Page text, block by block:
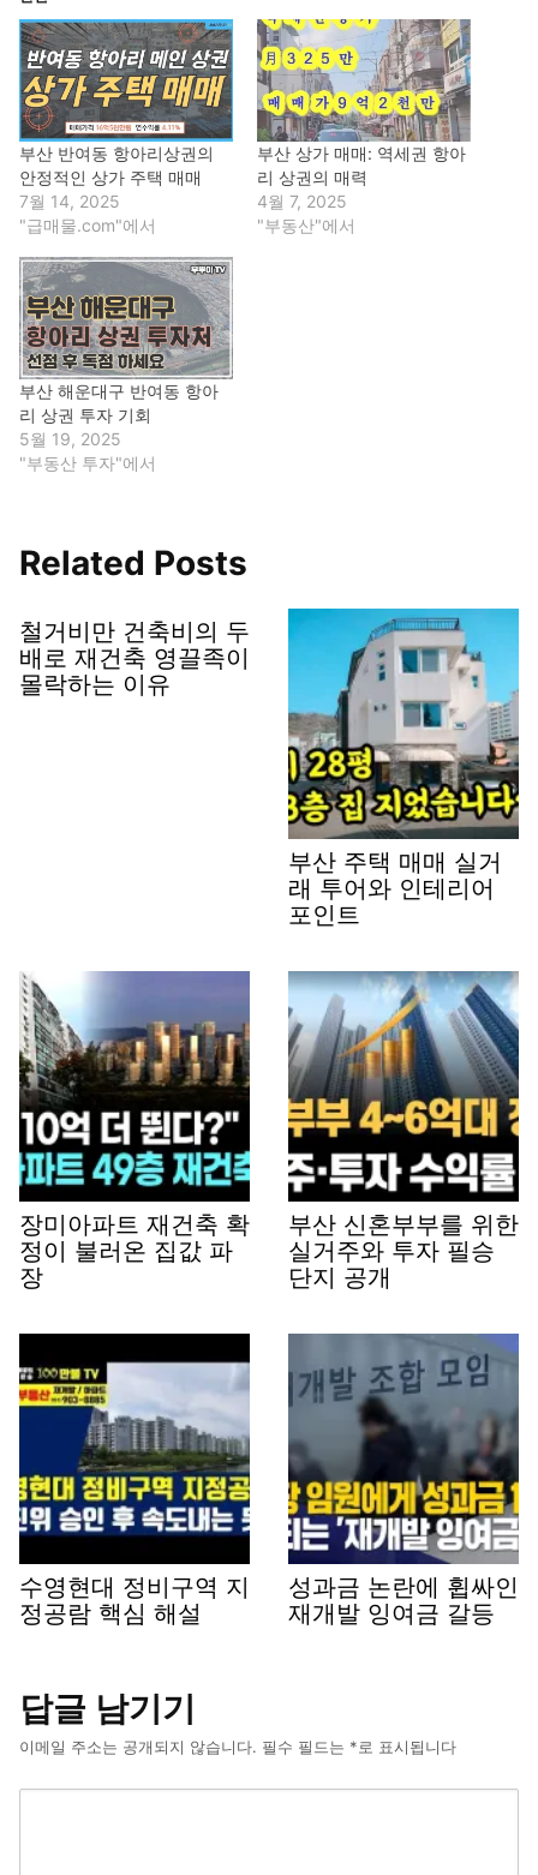
부산 반여동 항아리상권의
안정적인 상가 주택 매매
7월 14, 2025
"급매물.com"에서
부산 상가 매매: 역세권 항아
리 상권의 매력
4월 7, 2025
"부동산"에서
부산 해운대구 반여동 항아
리 상권 투자 기회
5월 19, 2025
"부동산 투자"에서
Related Posts
철거비만 건축비의 두
배로 재건축 영끌족이
몰락하는 이유
부산 주택 매매 실거
래 투어와 인테리어
포인트
장미아파트 재건축 확
정이 불러온 집값 파
장
부산 신혼부부를 위한
실거주와 투자 필승
단지 공개
수영현대 정비구역 지
정공람 핵심 해설
성과금 논란에 휩싸인
재개발 잉여금 갈등
답글 남기기
이메일 주소는 공개되지 않습니다. 필수 필드는 *로 표시됩니다